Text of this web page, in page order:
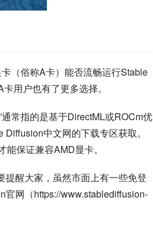
（俗称A卡）能否流畅运行Stable
用户也有了更多选择。
常指的是基于DirectML或ROCm优
中文网的下载专区获取。
保证兼容AMD显卡。
提醒大家，虽然市面上有一些免登
网（https://www.stablediffusion-